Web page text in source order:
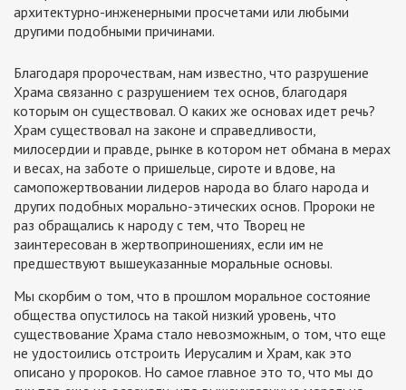
архитектурно-инженерными просчетами или любыми
другими подобными причинами.
Благодаря пророчествам, нам известно, что разрушение
Храма связанно с разрушением тех основ, благодаря
которым он существовал. О каких же основах идет речь?
Храм существовал на законе и справедливости,
милосердии и правде, рынке в котором нет обмана в мерах
и весах, на заботе о пришельце, сироте и вдове, на
самопожертвовании лидеров народа во благо народа и
других подобных морально-этических основ. Пророки не
раз обращались к народу с тем, что Творец не
заинтересован в жертвоприношениях, если им не
предшествуют вышеуказанные моральные основы.
Мы скорбим о том, что в прошлом моральное состояние
общества опустилось на такой низкий уровень, что
существование Храма стало невозможным, о том, что еще
не удостоились отстроить Иерусалим и Храм, как это
описано у пророков. Но самое главное это то, что мы до